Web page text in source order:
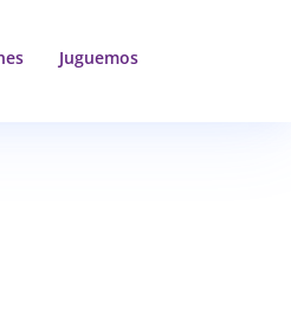
Juguemos